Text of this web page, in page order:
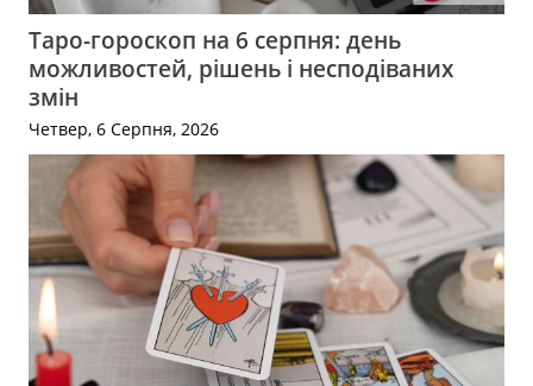
Таро-гороскоп на 6 серпня: день
можливостей, рішень і несподіваних
змін
Четвер, 6 Серпня, 2026